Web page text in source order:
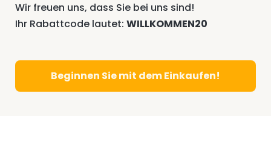
Wir freuen uns, dass Sie bei uns sind!
Ihr Rabattcode lautet: WILLKOMMEN20
Beginnen Sie mit dem Einkaufen!